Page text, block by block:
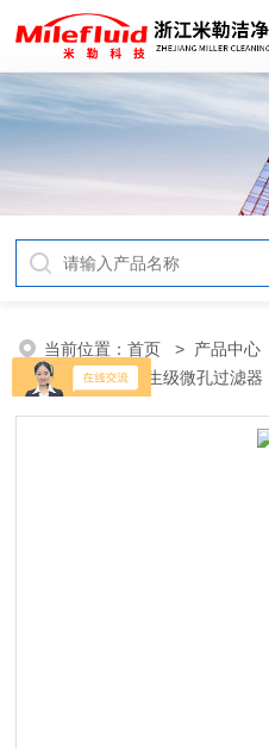
当前位置：首页 > 产品中心
DN50 316L卫生级微孔过滤器